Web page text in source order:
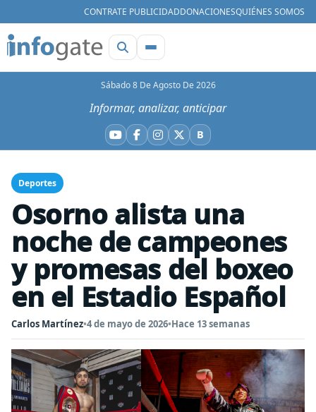
CONTRATE PUBLICIDADDONACIONESQUIÉNES SOMOS
Sábado 8 De Agosto De 2026
Informar, analizar, anticipar
YouTube
Facebook
Instagram
X BBluesky
Deportes
Osorno alista una
noche de campeones
y promesas del boxeo
en el Estadio Español
Carlos Martínez•4 de mayo de 2026•Hace 13 semanas